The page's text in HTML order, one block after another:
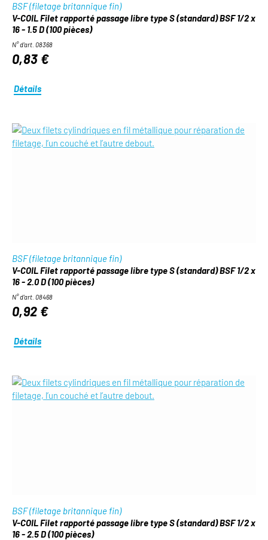
BSF (filetage britannique fin)
V-COIL Filet rapporté passage libre type S (standard) BSF 1/2 x
16 - 1.5 D (100 pièces)
N° d'art. 08368
0,83 €
Détails
BSF (filetage britannique fin)
V-COIL Filet rapporté passage libre type S (standard) BSF 1/2 x
16 - 2.0 D (100 pièces)
N° d'art. 08468
0,92 €
Détails
BSF (filetage britannique fin)
V-COIL Filet rapporté passage libre type S (standard) BSF 1/2 x
16 - 2.5 D (100 pièces)